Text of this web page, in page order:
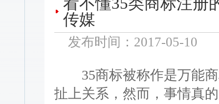
传媒
发布时间：2017-05-10
35商标被称作是万能商
扯上关系，然而，事情真